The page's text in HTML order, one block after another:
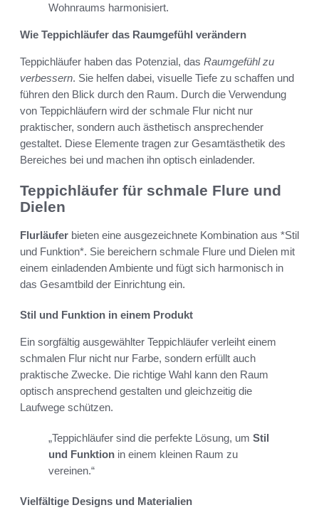
Wohnraums harmonisiert.
Wie Teppichläufer das Raumgefühl verändern
Teppichläufer haben das Potenzial, das Raumgefühl zu
verbessern. Sie helfen dabei, visuelle Tiefe zu schaffen und
führen den Blick durch den Raum. Durch die Verwendung
von Teppichläufern wird der schmale Flur nicht nur
praktischer, sondern auch ästhetisch ansprechender
gestaltet. Diese Elemente tragen zur Gesamtästhetik des
Bereiches bei und machen ihn optisch einladender.
Teppichläufer für schmale Flure und
Dielen
Flurläufer bieten eine ausgezeichnete Kombination aus *Stil
und Funktion*. Sie bereichern schmale Flure und Dielen mit
einem einladenden Ambiente und fügt sich harmonisch in
das Gesamtbild der Einrichtung ein.
Stil und Funktion in einem Produkt
Ein sorgfältig ausgewählter Teppichläufer verleiht einem
schmalen Flur nicht nur Farbe, sondern erfüllt auch
praktische Zwecke. Die richtige Wahl kann den Raum
optisch ansprechend gestalten und gleichzeitig die
Laufwege schützen.
„Teppichläufer sind die perfekte Lösung, um Stil
und Funktion in einem kleinen Raum zu
vereinen.“
Vielfältige Designs und Materialien